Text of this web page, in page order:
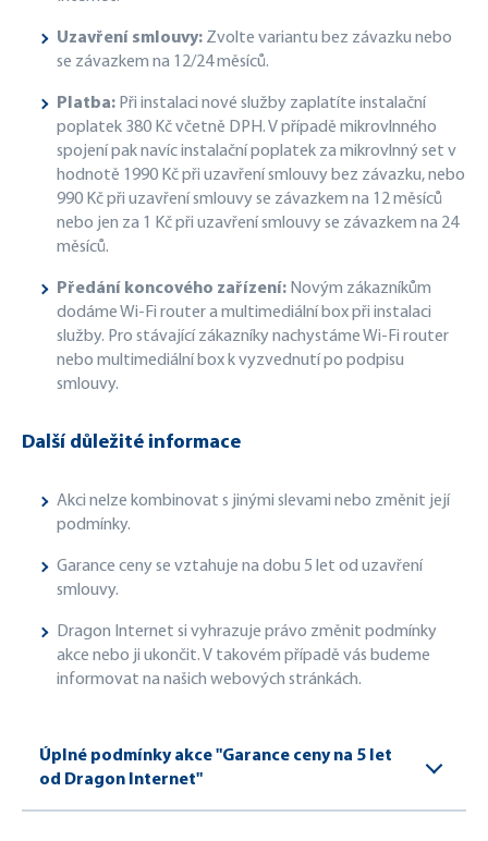
Uzavření smlouvy: Zvolte variantu bez závazku nebo
se závazkem na 12/24 měsíců.
Platba: Při instalaci nové služby zaplatíte instalační
poplatek 380 Kč včetně DPH. V případě mikrovlnného
spojení pak navíc instalační poplatek za mikrovlnný set v
hodnotě 1990 Kč při uzavření smlouvy bez závazku, nebo
990 Kč při uzavření smlouvy se závazkem na 12 měsíců
nebo jen za 1 Kč při uzavření smlouvy se závazkem na 24
měsíců.
Předání koncového zařízení: Novým zákazníkům
dodáme Wi-Fi router a multimediální box při instalaci
služby. Pro stávající zákazníky nachystáme Wi-Fi router
nebo multimediální box k vyzvednutí po podpisu
smlouvy.
Další důležité informace
Akci nelze kombinovat s jinými slevami nebo změnit její
podmínky.
Garance ceny se vztahuje na dobu 5 let od uzavření
smlouvy.
Dragon Internet si vyhrazuje právo změnit podmínky
akce nebo ji ukončit. V takovém případě vás budeme
informovat na našich webových stránkách.
Úplné podmínky akce "Garance ceny na 5 let
od Dragon Internet"